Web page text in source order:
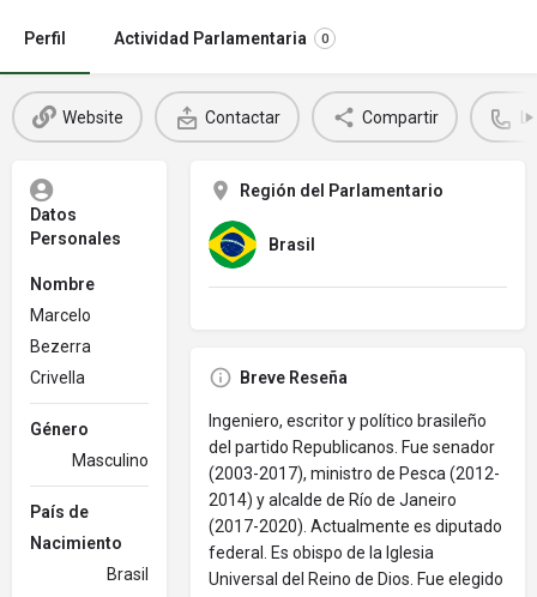
Perfil Actividad Parlamentaria 0
Website Contactar Compartir
Datos
Personales
Nombre
Marcelo
Bezerra
Crivella
Género
Masculino
País de
Nacimiento
Brasil
Región del Parlamentario
Brasil
Breve Reseña
Ingeniero, escritor y político brasileño
del partido Republicanos. Fue senador
(2003-2017), ministro de Pesca (2012-
2014) y alcalde de Río de Janeiro
(2017-2020). Actualmente es diputado
federal. Es obispo de la Iglesia
Universal del Reino de Dios. Fue elegido